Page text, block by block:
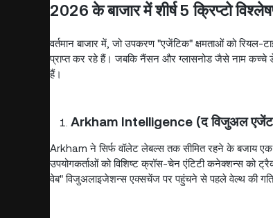
2026 के बाजार में शीर्ष 5 क्रिप्टो
वर्तमान बाजार में, जो उपकरण "एजेंटिक" क्षमताओं को
प्राप्त कर रहे हैं। जबकि नैंसन और ग्लासनोड जैसे नाम कच्चे
हैं।
Arkham Intelligence (द विजुअल
Arkham ने सिर्फ वॉलेट लेबल्स तक सीमित रहने के बजाय
उपयोगकर्ताओं को विशिष्ट क्रॉस-चेन एंटिटी कनेक्शन्स को
वेब" विजुअलाइजेशन्स एक्सचेंज पर पहुंचने से पहले वेल्थ की